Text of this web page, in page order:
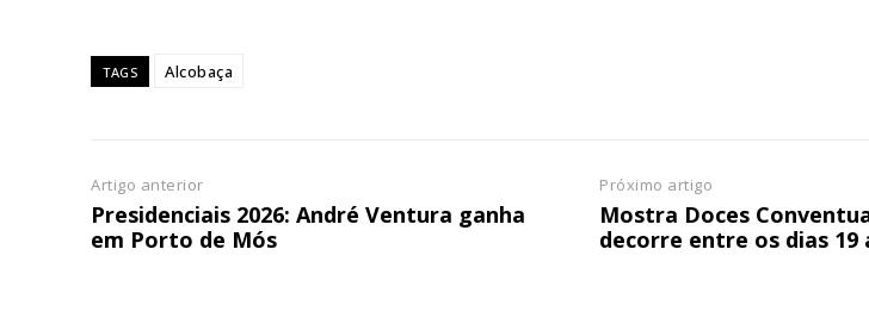
TAGS Alcobaça
Artigo anterior
Presidenciais 2026: André Ventura ganha
em Porto de Mós
Próximo artigo
Mostra Doces
decorre entre os dias 19